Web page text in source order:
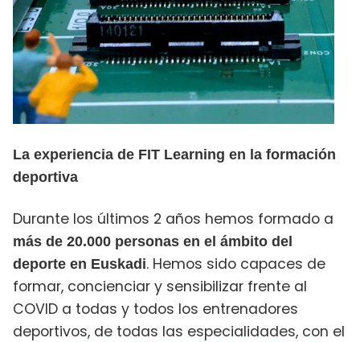
La experiencia de FIT Learning en la formación
deportiva
Durante los últimos 2 años hemos formado a
más de 20.000 personas en el ámbito del
deporte en Euskadi. Hemos sido capaces de
formar, concienciar y sensibilizar frente al
COVID a todas y todos los entrenadores
deportivos, de todas las especialidades, con el